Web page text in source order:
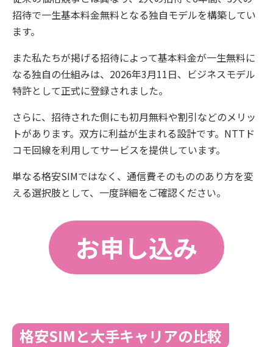
招待で一生基本料金無料となる独自モデルを構築してい
ます。
また私たちが掲げる招待によって基本料金が一生無料に
なる独自の仕組みは、2026年3月11日、ビジネスモデル
特許として正式に登録されました。
さらに、招待された側にも初月無料や割引などのメリッ
トがあります。双方に利益が生まれる設計です。NTTド
コモ回線を利用してサービスを提供しています。
単なる格安SIMではなく、通信費そのもののあり方を変
える選択肢として、一度詳細をご確認ください。
お申し込み
格安SIMと大手キャリアの比較